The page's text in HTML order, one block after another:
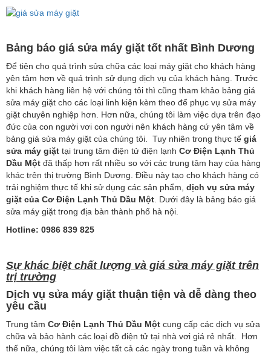
Bảng báo giá sửa máy giặt tốt nhất Bình Dương
Để tiện cho quá trình sửa chữa các loại máy giặt cho khách hàng
yên tâm hơn về quá trình sử dụng dịch vụ của khách hàng. Trước
khi khách hàng liên hệ với chúng tôi thì cũng tham khảo bảng giá
sửa máy giặt cho các loại linh kiện kèm theo để phục vụ sửa máy
giặt chuyên nghiệp hơn. Hơn nữa, chúng tôi làm việc dựa trên đạo
đức của con người vơi con người nên khách hàng cứ yên tâm về
bảng giá sửa máy giặt của chúng tôi. Tuy nhiên trong thực tế giá
sửa máy giặt tại trung tâm điện tử điện lạnh Cơ Điện Lạnh Thủ
Dầu Một đã thấp hơn rất nhiều so với các trung tâm hay của hàng
khác trên thị trường Bình Dương. Điều này tạo cho khách hàng có
trải nghiệm thực tế khi sử dụng các sản phẩm, dịch vụ sửa máy
giặt của Cơ Điện Lạnh Thủ Dầu Một. Dưới đây là bảng báo giá
sửa máy giặt trong địa bàn thành phố hà nội.
Hotline: 0986 839 825
Sự khác biệt chất lượng và giá sửa máy giặt trên
trị trường
Dịch vụ sửa máy giặt thuận tiện và dễ dàng theo
yêu cầu
Trung tâm Cơ Điện Lạnh Thủ Dầu Một cung cấp các dịch vụ sửa
chữa và bảo hành các loại đồ điện tử tại nhà vơi giá rẻ nhất. Hơn
thế nữa, chúng tôi làm việc tất cả các ngày trong tuần và không